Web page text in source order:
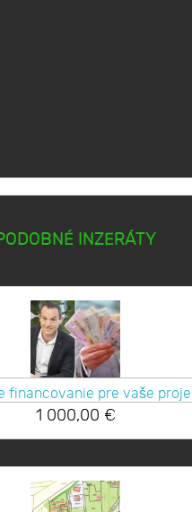
INZERÁTY
financovanie pre vaše
1 000,00 €